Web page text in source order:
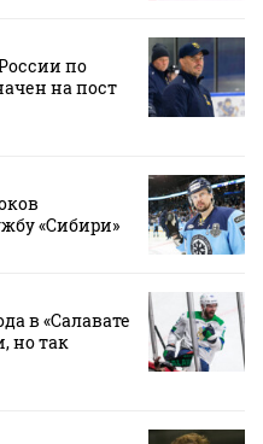
по
на пост
«Сибири»
в «Салавате
но так